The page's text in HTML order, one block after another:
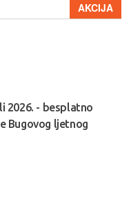
AKCIJA
2026. - besplatno
Bugovog ljetnog